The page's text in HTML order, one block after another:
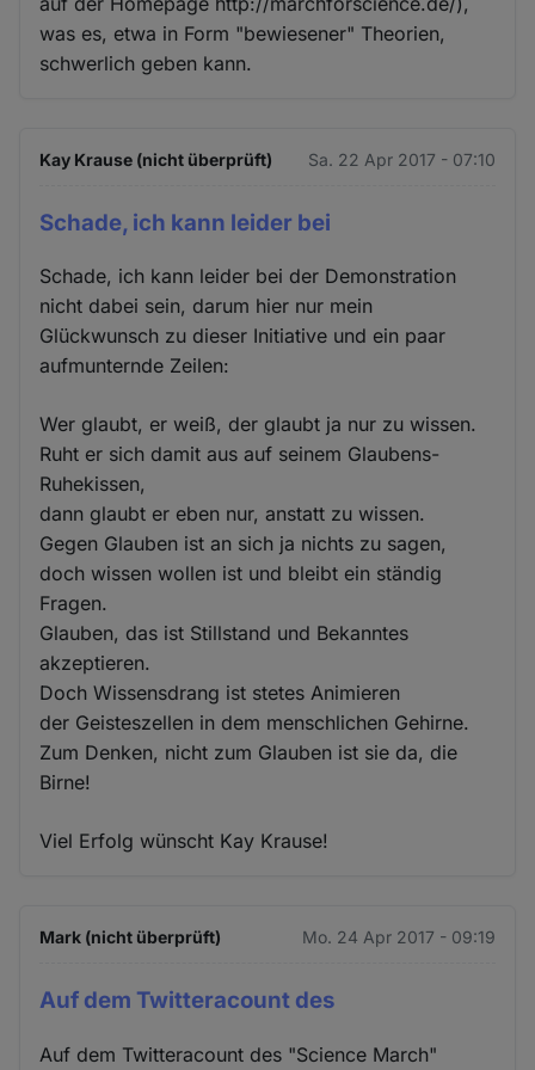
was es, etwa in Form "bewiesener" Theorien,
schwerlich geben kann.
Kay Krause (nicht überprüft) Sa. 22 Apr 2017 - 07:10
Schade, ich kann leider bei
Schade, ich kann leider bei der Demonstration
nicht dabei sein, darum hier nur mein
Glückwunsch zu dieser Initiative und ein paar
aufmunternde Zeilen:
Wer glaubt, er weiß, der glaubt ja nur zu wissen.
Ruht er sich damit aus auf seinem Glaubens-
Ruhekissen,
dann glaubt er eben nur, anstatt zu wissen.
Gegen Glauben ist an sich ja nichts zu sagen,
doch wissen wollen ist und bleibt ein ständig
Fragen.
Glauben, das ist Stillstand und Bekanntes
akzeptieren.
Doch Wissensdrang ist stetes Animieren
der Geisteszellen in dem menschlichen Gehirne.
Zum Denken, nicht zum Glauben ist sie da, die
Birne!
Viel Erfolg wünscht Kay Krause!
Mark (nicht überprüft) Mo. 24 Apr 2017 - 09:19
Auf dem Twitteracount des
Auf dem Twitteracount des "Science March"